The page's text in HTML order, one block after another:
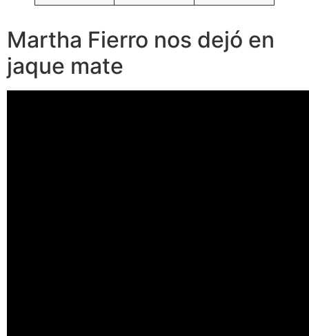
Martha Fierro nos dejó en
jaque mate